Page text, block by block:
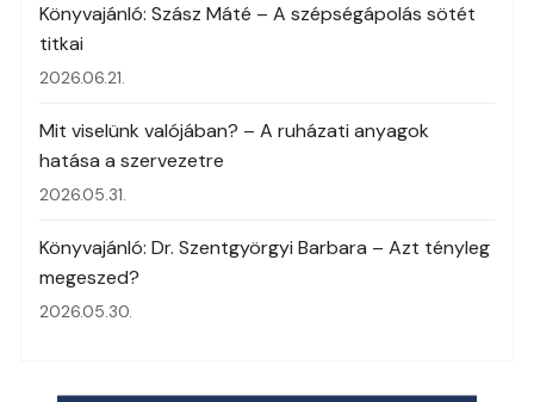
Könyvajánló: Szász Máté – A szépségápolás sötét
titkai
2026.06.21.
Mit viselünk valójában? – A ruházati anyagok
hatása a szervezetre
2026.05.31.
Könyvajánló: Dr. Szentgyörgyi Barbara – Azt tényleg
megeszed?
2026.05.30.